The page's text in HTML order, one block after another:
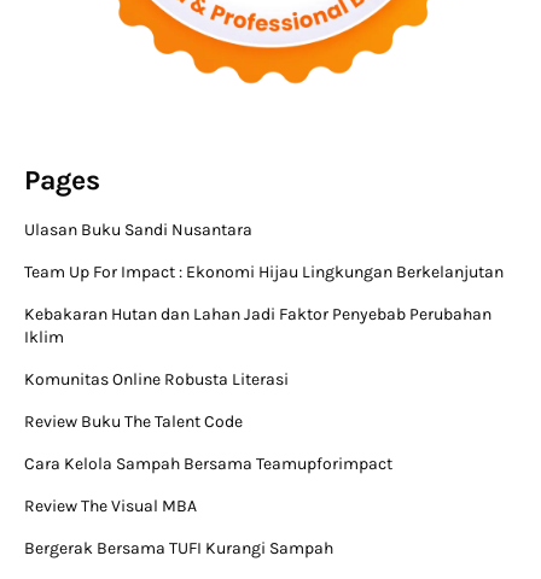
Pages
Ulasan Buku Sandi Nusantara
Team Up For Impact : Ekonomi Hijau Lingkungan Berkelanjutan
Kebakaran Hutan dan Lahan Jadi Faktor Penyebab Perubahan
Iklim
Komunitas Online Robusta Literasi
Review Buku The Talent Code
Cara Kelola Sampah Bersama Teamupforimpact
Review The Visual MBA
Bergerak Bersama TUFI Kurangi Sampah